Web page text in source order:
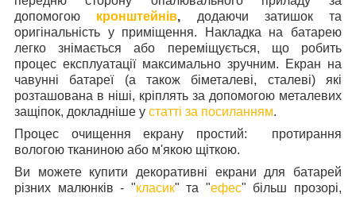
допомогою кронштейнів, додаючи затишок та
оригінальність у приміщення. Накладка на батарею
легко знімається або переміщується, що робить
процес експлуатації максимально зручним. Екран на
чавунні батареї (а також біметалеві, сталеві) які
розташована в ніші, кріплять за допомогою металевих
защіпок, докладніше у статті за посиланням.
Процес очищення екрану простий: протирання
вологою тканиною або м'якою щіткою.
Ви можете купити декоративні екрани для батарей
різних малюнків - "класик" та "ефес" більш прозорі,